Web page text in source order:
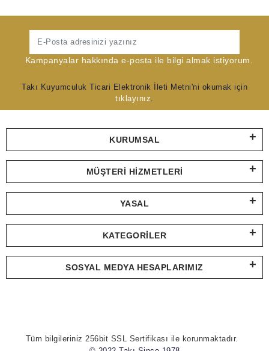
Kampanyalar hakkında e-posta ile bilgi almak istiyorum.
Takı Kuyumculuk Ticari Elektronik İleti Metni'ni okumak için
tıklayınız
KURUMSAL
MÜŞTERI HIZMETLERI
YASAL
KATEGORILER
SOSYAL MEDYA HESAPLARIMIZ
Tüm bilgileriniz 256bit SSL Sertifikası ile korunmaktadır.